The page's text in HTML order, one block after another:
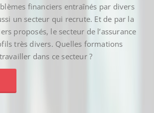
financiers entraînés par divers
un secteur qui recrute. Et de par la
proposés, le secteur de l’assurance
très divers. Quelles formations
dans ce secteur ?